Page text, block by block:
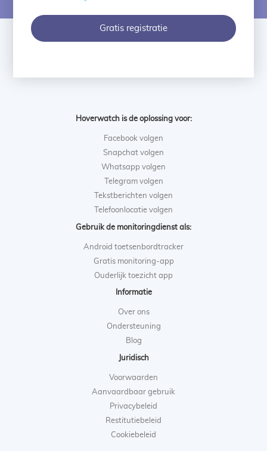
Gratis registratie
Hoverwatch is de oplossing voor:
Facebook volgen
Snapchat volgen
Whatsapp volgen
Telegram volgen
Tekstberichten volgen
Telefoonlocatie volgen
Gebruik de monitoringdienst als:
Android toetsenbordtracker
Gratis monitoring-app
Ouderlijk toezicht app
Informatie
Over ons
Ondersteuning
Blog
Juridisch
Voorwaarden
Aanvaardbaar gebruik
Privacybeleid
Restitutiebeleid
Cookiebeleid